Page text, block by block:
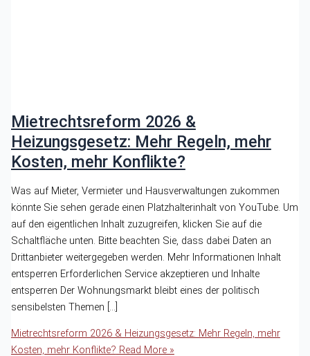
Mietrechtsreform 2026 &
Heizungsgesetz: Mehr Regeln, mehr
Kosten, mehr Konflikte?
Was auf Mieter, Vermieter und Hausverwaltungen zukommen
könnte Sie sehen gerade einen Platzhalterinhalt von YouTube. Um
auf den eigentlichen Inhalt zuzugreifen, klicken Sie auf die
Schaltfläche unten. Bitte beachten Sie, dass dabei Daten an
Drittanbieter weitergegeben werden. Mehr Informationen Inhalt
entsperren Erforderlichen Service akzeptieren und Inhalte
entsperren Der Wohnungsmarkt bleibt eines der politisch
sensibelsten Themen […]
Mietrechtsreform 2026 & Heizungsgesetz: Mehr Regeln, mehr
Kosten, mehr Konflikte? Read More »